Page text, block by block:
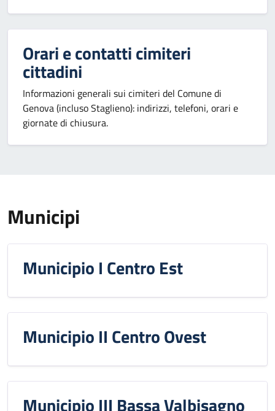
Orari e contatti cimiteri
cittadini
Informazioni generali sui cimiteri del Comune di
Genova (incluso Staglieno): indirizzi, telefoni, orari e
giornate di chiusura.
Municipi
Municipio I Centro Est
Municipio II Centro Ovest
Municipio III Bassa Valbisagno